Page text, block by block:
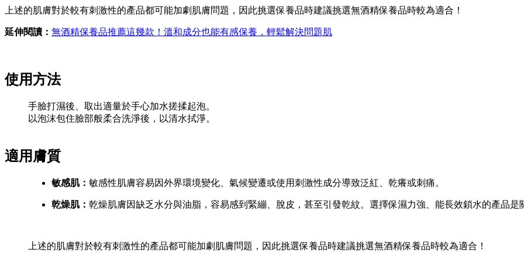
上述的肌膚對於較有刺激性的產品都可能加劇肌膚問題，因此挑選保養品時建議挑選無酒精保養品時較為適合！
延伸閱讀： 無酒精保養品推薦這幾款！溫和成分也能有感保養，輕鬆解決問題肌
使用方法
手臉打濕後、取出適量於手心加水搓揉起泡。
以泡沫包住臉部般柔合洗淨後，以清水拭淨。
適用膚質
敏感肌： 敏感性肌膚容易因外界環境變化、氣候變遷或使用刺激性成分導致泛紅、乾癢或刺痛。
乾燥肌： 乾燥肌膚因缺乏水分與油脂，容易感到緊繃、脫皮，甚至引發乾紋。選擇保濕力強、能長效鎖水的產品是
上述的肌膚對於較有刺激性的產品都可能加劇肌膚問題，因此挑選保養品時建議挑選無酒精保養品時較為適合！